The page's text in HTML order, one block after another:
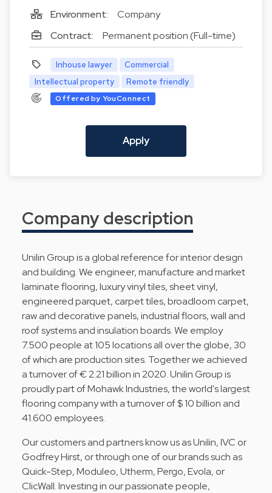
Environment:
Company
Contract:
Permanent position (Full-time)
Inhouse lawyer
Commercial
Intellectual property
Remote friendly
Offered by YouConnect
Apply
Company description
Unilin Group is a global reference for interior design
and building. We engineer, manufacture and market
laminate flooring, luxury vinyl tiles, sheet vinyl,
engineered parquet, carpet tiles, broadloom carpet,
raw and decorative panels, industrial floors, wall and
roof systems and insulation boards. We employ
7.500 people at 105 locations all over the globe, 30
of which are production sites. Together we achieved
a turnover of € 2.21 billion in 2020. Unilin Group is
proudly part of Mohawk Industries, the world's largest
flooring company with a turnover of $ 10 billion and
41.600 employees.
Our customers and partners know us as Unilin, IVC or
Godfrey Hirst, or through one of our brands such as
Quick-Step, Moduleo, Utherm, Pergo, Evola, or
ClicWall. Investing in our passionate people,